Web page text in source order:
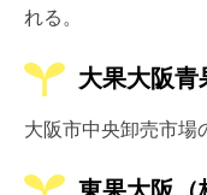
れる。
大果大阪青
大阪市中央卸売市場